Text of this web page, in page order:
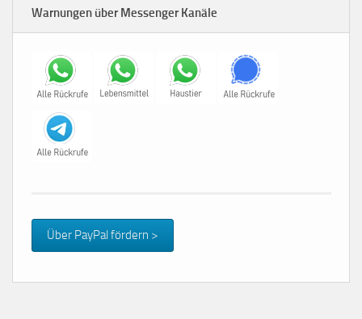
Warnungen über Messenger Kanäle
Über PayPal fördern >